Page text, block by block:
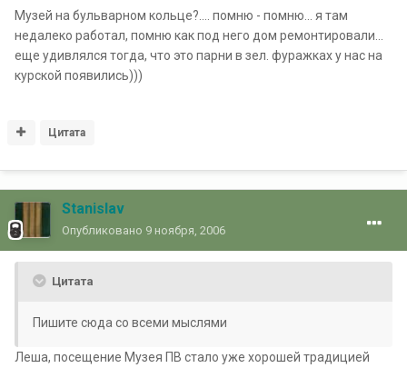
Музей на бульварном кольце?.... помню - помню... я там
недалеко работал, помню как под него дом ремонтировали...
еще удивлялся тогда, что это парни в зел. фуражках у нас на
курской появились)))
Цитата
Stanislav
Опубликовано 9 ноября, 2006
Цитата
Пишите сюда со всеми мыслями
Леша, посещение Музея ПВ стало уже хорошей традицией